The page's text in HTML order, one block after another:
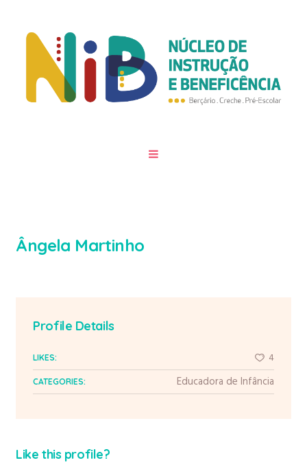
Ângela Martinho
Profile Details
LIKES: 4
CATEGORIES: Educadora de Infância
Like this profile?